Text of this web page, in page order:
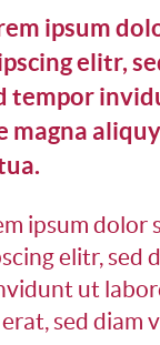
ipsum
elitr,
tempor
magna
ipsum dolor
elitr, sed
ut
sed diam